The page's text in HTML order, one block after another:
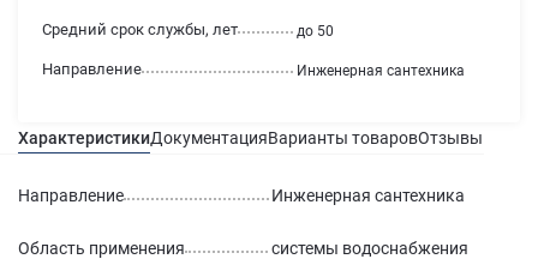
Направление Инженерная сантехника
Средний срок службы, лет до 50
ХарактеристикиДокументацияВарианты товаровОтзывы
Направление Инженерная сантехника
Область применения системы водоснабжения